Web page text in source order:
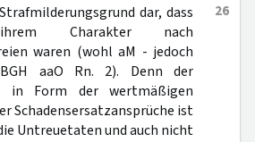
26
dar, dass
Charakter nach
waren (wohl aM - jedoch
aaO Rn. 2). Denn der
in Form der wertmäßigen
Schadensersatzansprüche ist
Untreuetaten und auch nicht